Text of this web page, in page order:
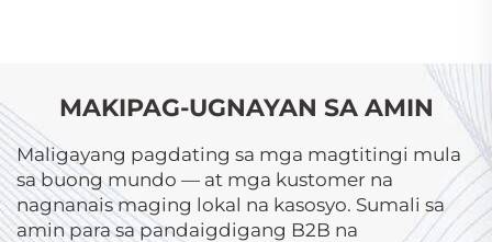
MAKIPAG-UGNAYAN SA AMIN
Maligayang pagdating sa mga magtitingi mula
sa buong mundo — at mga kustomer na
nagnanais maging lokal na kasosyo. Sumali sa
amin para sa pandaigdigang B2B na